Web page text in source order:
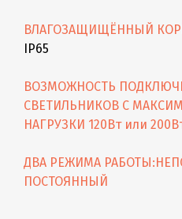
ВЛАГОЗАЩИЩЁННЫЙ
IP65
ВОЗМОЖНОСТЬ
СВЕТИЛЬНИКОВ С
НАГРУЗКИ 120Вт или
ДВА РЕЖИМА
ПОСТОЯННЫЙ